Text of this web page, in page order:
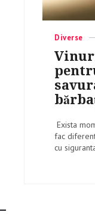
Categories
Diverse
Exista
fac
cu